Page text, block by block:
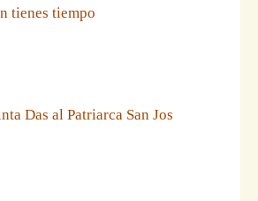
tienes tiempo
Das al Patriarca San Jos